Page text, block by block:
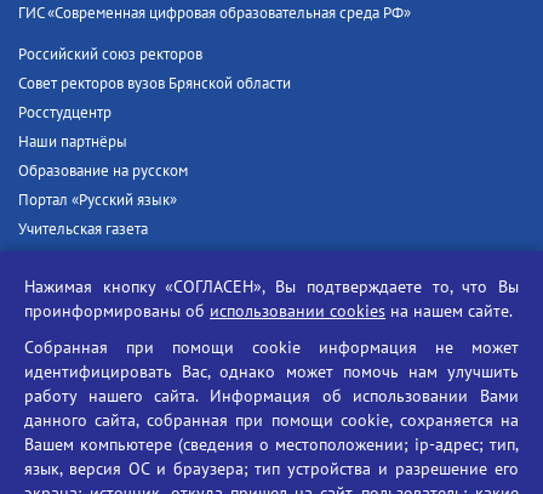
ГИС «Современная цифровая образовательная среда РФ»
Российский союз ректоров
Совет ректоров вузов Брянской области
Росстудцентр
Наши партнёры
Образование на русском
Портал «Русский язык»
Учительская газета
Единый портал государственных услуг
Противодействие угрозам информационной безопасности
Социальные ролики - Генеральная прокуратура РФ
Противодействие коррупции
БГУ против наркотиков
Брянский государственный университет
Нажимая кнопку «СОГЛАСЕН», Вы подтверждаете то, что Вы
проинформированы об использовании cookies на нашем сайте.
Собранная при помощи cookie информация не может
идентифицировать Вас, однако может помочь нам улучшить
работу нашего сайта. Информация об использовании Вами
данного сайта, собранная при помощи cookie, сохраняется на
Вашем компьютере (сведения о местоположении; ip-адрес; тип,
язык, версия ОС и браузера; тип устройства и разрешение его